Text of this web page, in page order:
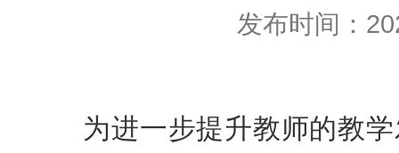
发布时间：
为进一步提升教师的教